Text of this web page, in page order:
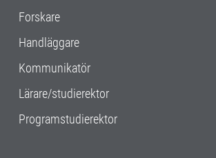
Forskare
Handläggare
Kommunikatör
Lärare/studierektor
Programstudierektor